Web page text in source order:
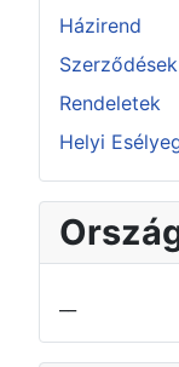
Házirend
Szerződések
Rendeletek
Helyi